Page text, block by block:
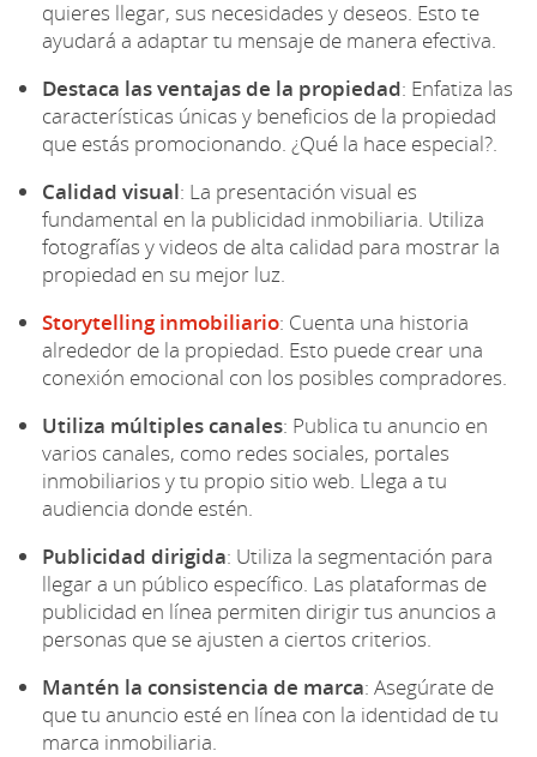
quieres llegar, sus necesidades y deseos. Esto te
ayudará a adaptar tu mensaje de manera efectiva.
Destaca las ventajas de la propiedad: Enfatiza las
características únicas y beneficios de la propiedad
que estás promocionando. ¿Qué la hace especial?.
Calidad visual: La presentación visual es
fundamental en la publicidad inmobiliaria. Utiliza
fotografías y videos de alta calidad para mostrar la
propiedad en su mejor luz.
Storytelling inmobiliario: Cuenta una historia
alrededor de la propiedad. Esto puede crear una
conexión emocional con los posibles compradores.
Utiliza múltiples canales: Publica tu anuncio en
varios canales, como redes sociales, portales
inmobiliarios y tu propio sitio web. Llega a tu
audiencia donde estén.
Publicidad dirigida: Utiliza la segmentación para
llegar a un público específico. Las plataformas de
publicidad en línea permiten dirigir tus anuncios a
personas que se ajusten a ciertos criterios.
Mantén la consistencia de marca: Asegúrate de
que tu anuncio esté en línea con la identidad de tu
marca inmobiliaria.